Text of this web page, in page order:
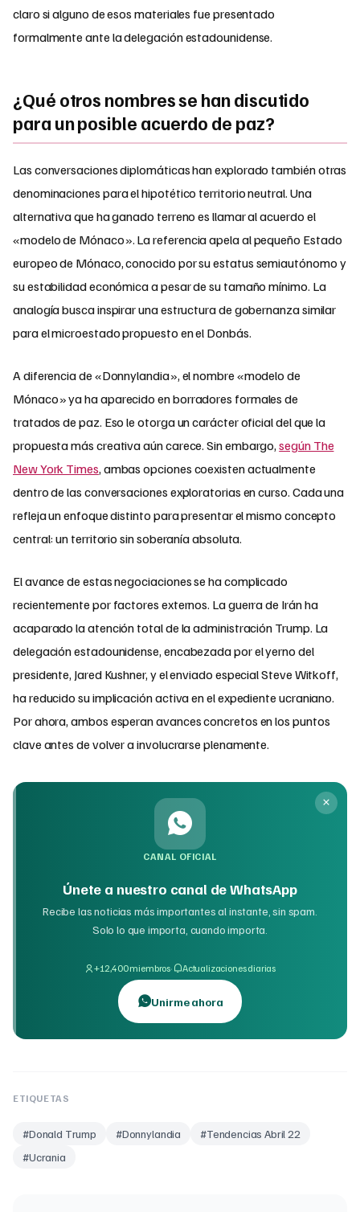
claro si alguno de esos materiales fue presentado
formalmente ante la delegación estadounidense.
¿Qué otros nombres se han discutido
para un posible acuerdo de paz?
Las conversaciones diplomáticas han explorado también otras
denominaciones para el hipotético territorio neutral. Una
alternativa que ha ganado terreno es llamar al acuerdo el
«modelo de Mónaco». La referencia apela al pequeño Estado
europeo de Mónaco, conocido por su estatus semiautónomo y
su estabilidad económica a pesar de su tamaño mínimo. La
analogía busca inspirar una estructura de gobernanza similar
para el microestado propuesto en el Donbás.
A diferencia de «Donnylandia», el nombre «modelo de
Mónaco» ya ha aparecido en borradores formales de
tratados de paz. Eso le otorga un carácter oficial del que la
propuesta más creativa aún carece. Sin embargo,según The
New York Times, ambas opciones coexisten actualmente
dentro de las conversaciones exploratorias en curso. Cada una
refleja un enfoque distinto para presentar el mismo concepto
central: un territorio sin soberanía absoluta.
El avance de estas negociaciones se ha complicado
recientemente por factores externos. La guerra de Irán ha
acaparado la atención total de la administración Trump. La
delegación estadounidense, encabezada por el yerno del
presidente, Jared Kushner, y el enviado especial Steve Witkoff,
ha reducido su implicación activa en el expediente ucraniano.
Por ahora, ambos esperan avances concretos en los puntos
clave antes de volver a involucrarse plenamente.
CANAL OFICIAL
Únete a nuestro canal de WhatsApp
Recibe las noticias más importantes al instante, sin spam.
Solo lo que importa, cuando importa.
+12,400 miembros· Actualizaciones diarias
Unirme ahora
ETIQUETAS
#Donald Trump #Donnylandia #Tendencias Abril 22
#Ucrania